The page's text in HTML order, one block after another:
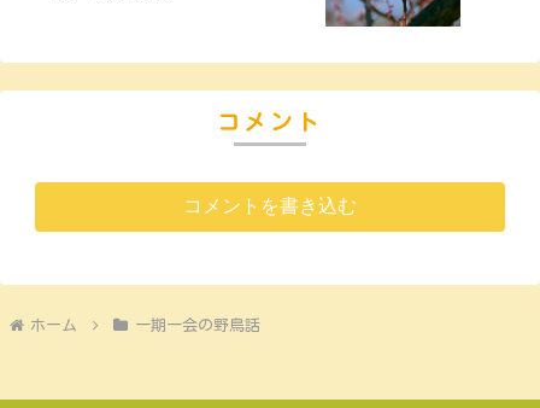
コメント
コメントを書き込む
ホーム 一期一会の野鳥話